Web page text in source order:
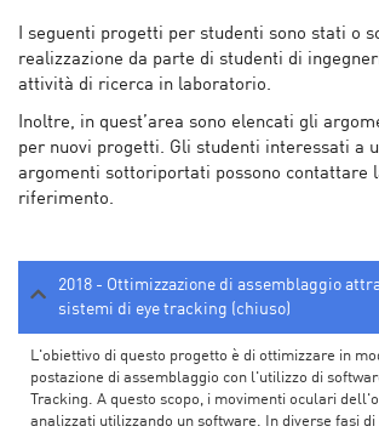
I seguenti progetti per studenti sono stati o
realizzazione da parte di studenti di
attività di ricerca in laboratorio.
Inoltre, in quest’area sono elencati gli
per nuovi progetti. Gli studenti interessati a
argomenti sottoriportati possono contattare
riferimento.
2018 - Ottimizzazione di assemblaggio
sistemi di eye tracking (chiuso)
L'obiettivo di questo progetto è di ottimizzare in
postazione di assemblaggio con l'utilizzo di
Tracking. A questo scopo, i movimenti oculari
analizzati utilizzando un software. In diverse fasi